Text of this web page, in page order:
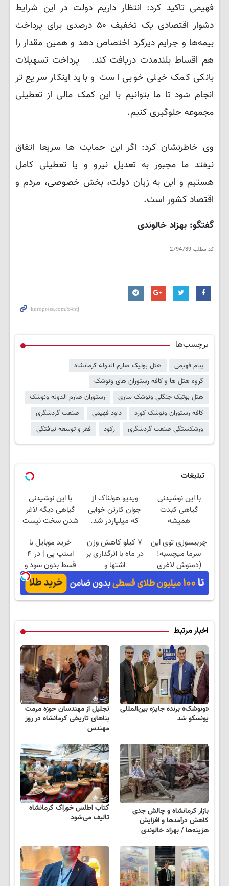
فهیمی تاکید کرد: انتظار داریم دولت در این شرایط
دشوار اقتصادی یک تخفیف ۵۰ درصدی برای پرداخت
بیمه‌ها و جرایم دیرکرد اختصاص دهد و همین مقدار را
هم اقساط بلندمدت دریافت کند. پرداخت تسهیلات
بانکی کمک خیلی خوبی است و باید اینکار سریع تر
انجام شود تا ما بتوانیم با این کمک مالی از تعطیلی
مجموعه جلوگیری کنیم.
وی خاطرنشان کرد: اگر این حمایت ها سریعا اتفاق
نیفتد ما مجبور به تعدیل نیرو و یا تعطیلی کامل
هستیم و این به زیان دولت، بخش خصوصی، مردم و
اقتصاد کشور است.
گفتگو: بهزاد خالوندی
کد مطلب2794739
برچسب‌ها
پیام فهیمی
هتل بوتیک صارم الدوله کرمانشاه
گروه هتل ها و کافه رستوران های ونوشک
هتل بوتیک جنگلی ونوشک ساری
رستوران صارم الدوله ونوشک
کافه رستوران ونوشک کورد
داود فهیمی
صنعت گردشگری
ورشکستگی صنعت گردشگری
رکود فقر و توسعه نیافتگی
تبلیغات
با این نوشیدنی
گیاهی کبدت
همیشه
ویدیو هولناک از
جوان کارتن خوابی
که میلیاردر شد.
با این نوشیدنی
گیاهی دیگه لاغر
شدن سخت نیست
چربیسوزی توی این
سرما میچسبه!
(دمنوش لاغری
گیاهی60%تخفیف)
۷ کیلو کاهش وزن
در ماه با اثرگذاری بر
اشتها و
متابولیسم(تخفیف
ویژه)
خرید موبایل با
اسنپ پی | در ۴
قسط بدون سود و
کارمزد!
اخبار مرتبط
«ونوشک» برنده جایزه بین‌المللی
یونسکو شد
تجلیل از مهندسان حوزه مرمت
بناهای تاریخی کرمانشاه در روز
مهندس
بازار کرمانشاه و چالش جدی
کاهش درآمدها و افزایش
هزینه‌ها / بهزاد خالوندی
کتاب اطلس خوراک کرمانشاه
تالیف می‌شود